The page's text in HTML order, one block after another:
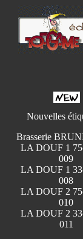
Nouvelles
Brasserie
LA DOUF 1
009
LA DOUF 1
008
LA DOUF 2
010
LA DOUF 2
011